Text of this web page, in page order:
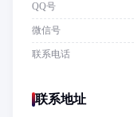
QQ号
微信号
联系电话
联系地址